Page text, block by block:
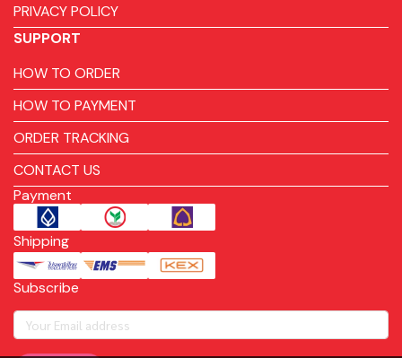
PRIVACY POLICY
SUPPORT
HOW TO ORDER
HOW TO PAYMENT
ORDER TRACKING
CONTACT US
Payment
Shipping
Subscribe